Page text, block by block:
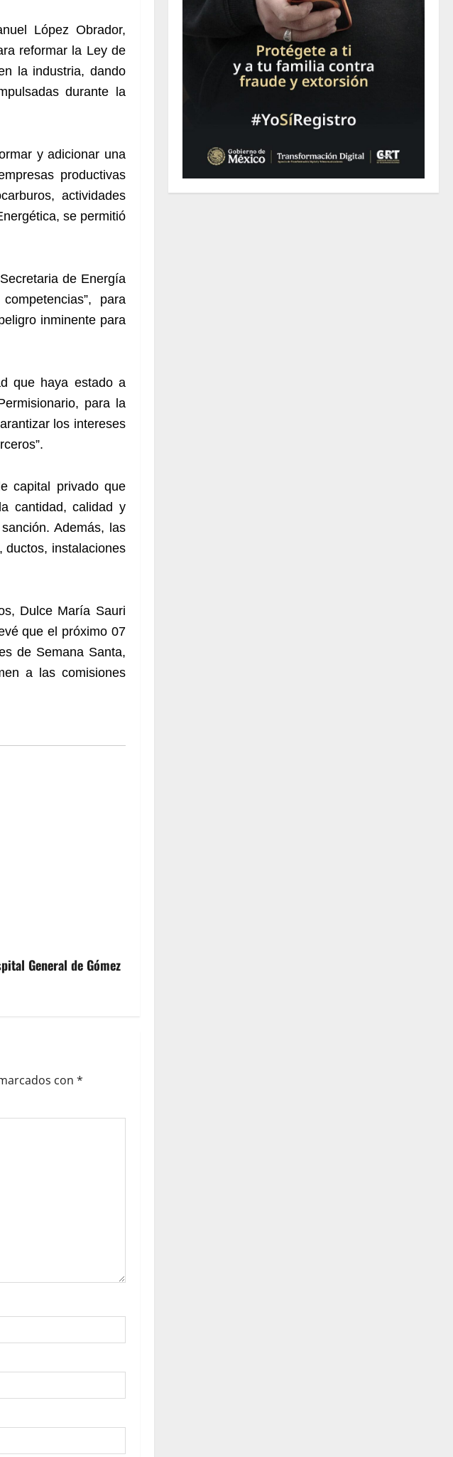
López Obrador,
reformar la Ley de
la industria, dando
durante la
y adicionar una
productivas
actividades
se permitió
de Energía
para
inminente para
que haya estado a
para la
los intereses
capital privado que
cantidad, calidad y
Además, las
ductos, instalaciones
Dulce María Sauri
que el próximo 07
de Semana Santa,
a las comisiones
General de Gómez
con *